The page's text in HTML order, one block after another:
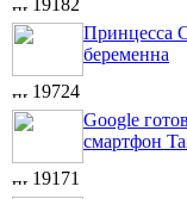
19182
Принцесса
беременна
19724
Google
смартфон
19171